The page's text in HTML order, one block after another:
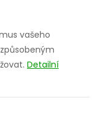
vašeho
Detailní